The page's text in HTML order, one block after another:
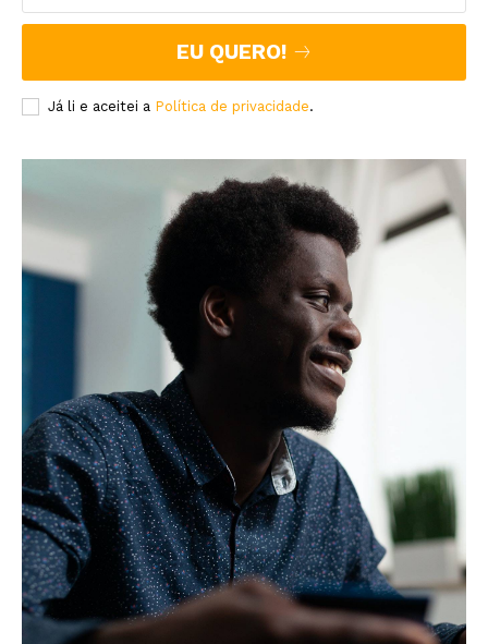
EU QUERO!
Já li e aceitei a Política de privacidade.